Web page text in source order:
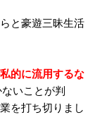
と豪遊三昧生活
的に流用するな
いことが判
を打ち切りまし